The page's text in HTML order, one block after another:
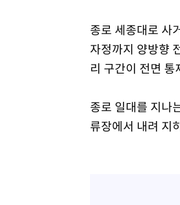
종로 세종대로 사
자정까지 양방향
리 구간이 전면 통
종로 일대를 지나
류장에서 내려 지